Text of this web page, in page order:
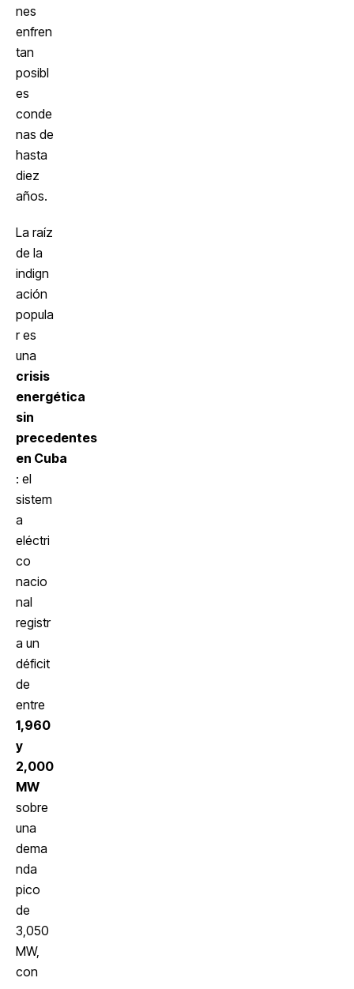
nes
enfren
tan
posibl
es
conde
nas de
hasta
diez
años.
La raíz
de la
indign
ación
popula
r es
una
crisis
energética
sin
precedentes
en Cuba
: el
sistem
a
eléctri
co
nacio
nal
registr
a un
déficit
de
entre
1,960
y
2,000
MW
sobre
una
dema
nda
pico
de
3,050
MW,
con